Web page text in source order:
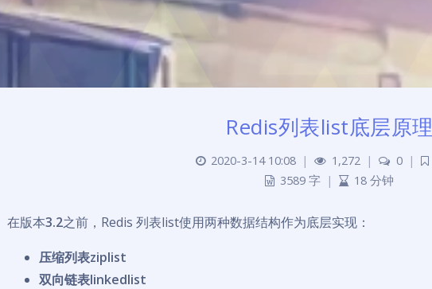
Redis列表list底层原理
2020-3-14 10:08 | 1,272 | 0 |
3589 字 | 18 分钟
在版本3.2之前，Redis 列表list使用两种数据结构作为底层实现：
压缩列表ziplist
双向链表linkedlist